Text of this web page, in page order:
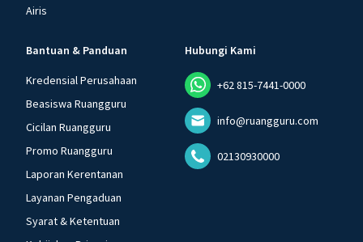
Airis
Bantuan & Panduan
Kredensial Perusahaan
Beasiswa Ruangguru
Cicilan Ruangguru
Promo Ruangguru
Laporan Kerentanan
Layanan Pengaduan
Syarat & Ketentuan
Hubungi Kami
+62 815-7441-0000
info@ruangguru.com
02130930000